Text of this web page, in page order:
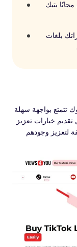
بتيك
بلغات
تتمتع بواجهة سهلة
تقديم خيارات تعزيز
لتعزيز وجودهم